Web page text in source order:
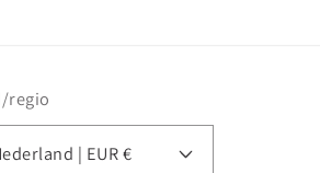
regio
Nederland | EUR €